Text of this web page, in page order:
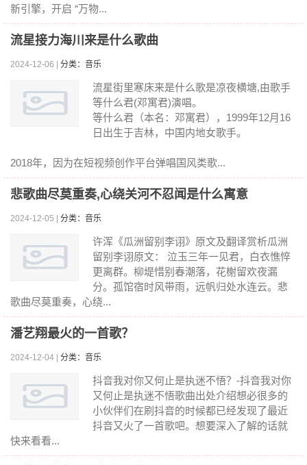
新引擎，开启 “万物...
流星接力海川来是什么歌曲
2024-12-06 | 分类：音乐
流星街里寒床来是什么歌是凉夜横塘,由歌手
等什么君(邓寓君)演唱。
等什么君（本名：邓寓君），1999年12月16
日出生于吉林，中国内地女歌手。
2018年，因为在短视频创作平台弹唱国风类歌...
悲歌曲尽莫重奏,心绕关河不忍闻是什么寓意
2024-12-05 | 分类：音乐
许浑《瓜洲留别李诩》原文及翻译赏析瓜洲
留别李诩原文： 泣玉三年一见君，白衣憔悴
更离群。柳堤惜别春潮落，花榭留欢夜漏
分。孤馆宿时风带雨，远帆归处水连云。悲
歌曲尽莫重奏，心绕...
潘艺翔最火的一首歌？
2024-12-04 | 分类：音乐
抖音我对你又何止是执迷不悟？-抖音我对你
又何止是执迷不悟歌曲出处介绍想必很多的
小伙伴们在刷抖音的时候都已经发现了最近
抖音又火了一首歌吧。想要深入了解的话就
快来看看...